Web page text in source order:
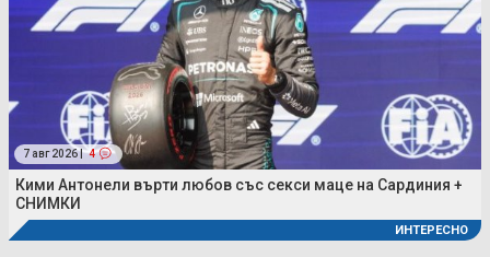
7 авг 2026 | 4
Кими Антонели върти любов със секси маце на Сардиния +
СНИМКИ
ИНТЕРЕСНО